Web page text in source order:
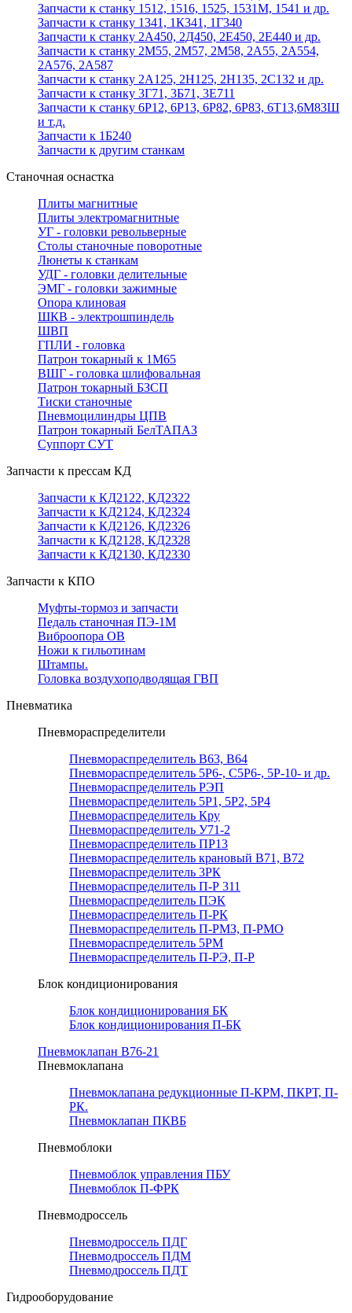
Запчасти к станку 1512, 1516, 1525, 1531М, 1541 и др.
Запчасти к станку 1341, 1К341, 1Г340
Запчасти к станку 2А450, 2Д450, 2Е450, 2Е440 и др.
Запчасти к станку 2М55, 2М57, 2М58, 2А55, 2А554,
2А576, 2А587
Запчасти к станку 2А125, 2Н125, 2Н135, 2С132 и др.
Запчасти к станку 3Г71, 3Б71, 3Е711
Запчасти к станку 6Р12, 6Р13, 6Р82, 6Р83, 6Т13,6М83Ш
и т.д.
Запчасти к 1Б240
Запчасти к другим станкам
Станочная оснастка
Плиты магнитные
Плиты электромагнитные
УГ - головки револьверные
Столы станочные поворотные
Люнеты к станкам
УДГ - головки делительные
ЭМГ - головки зажимные
Опора клиновая
ШКВ - электрошпиндель
ШВП
ГПЛИ - головка
Патрон токарный к 1М65
ВШГ - головка шлифовальная
Патрон токарный БЗСП
Тиски станочные
Пневмоцилиндры ЦПВ
Патрон токарный БелТАПАЗ
Суппорт СУТ
Запчасти к прессам КД
Запчасти к КД2122, КД2322
Запчасти к КД2124, КД2324
Запчасти к КД2126, КД2326
Запчасти к КД2128, КД2328
Запчасти к КД2130, КД2330
Запчасти к КПО
Муфты-тормоз и запчасти
Педаль станочная ПЭ-1М
Виброопора ОВ
Ножи к гильотинам
Штампы.
Головка воздухоподводящая ГВП
Пневматика
Пневмораспределители
Пневмораспределитель В63, В64
Пневмораспределитель 5Р6-, С5Р6-, 5Р-10- и др.
Пневмораспределитель РЭП
Пневмораспределитель 5Р1, 5Р2, 5Р4
Пневмораспределитель Кру
Пневмораспределитель У71-2
Пневмораспределитель ПР13
Пневмораспределитель крановый В71, В72
Пневмораспределитель 3РК
Пневмораспределитель П-Р 311
Пневмораспределитель ПЭК
Пневмораспределитель П-РК
Пневмораспределитель П-РМЗ, П-РМО
Пневмораспределитель 5РМ
Пневмораспределитель П-РЭ, П-Р
Блок кондиционирования
Блок кондиционирования БК
Блок кондиционирования П-БК
Пневмоклапан В76-21
Пневмоклапана
Пневмоклапана редукционные П-КРМ, ПКРТ, П-
РК.
Пневмоклапан ПКВБ
Пневмоблоки
Пневмоблок управления ПБУ
Пневмоблок П-ФРК
Пневмодроссель
Пневмодроссель ПДГ
Пневмодроссель ПДМ
Пневмодроссель ПДТ
Гидрооборудование